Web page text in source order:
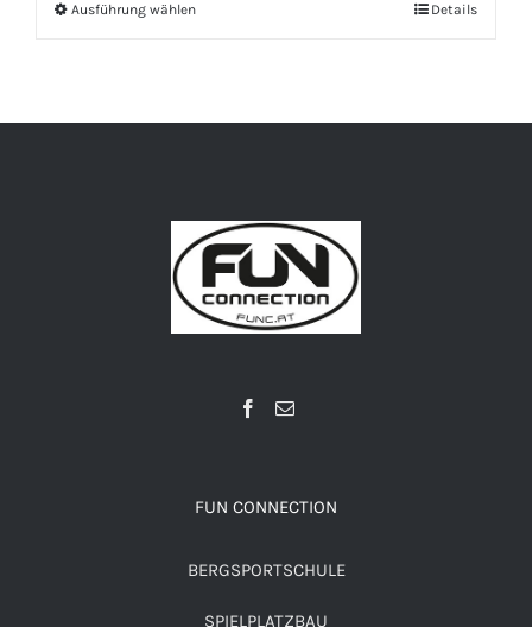
Ausführung wählen Details
FUN CONNECTION
BERGSPORTSCHULE
SPIELPLATZBAU